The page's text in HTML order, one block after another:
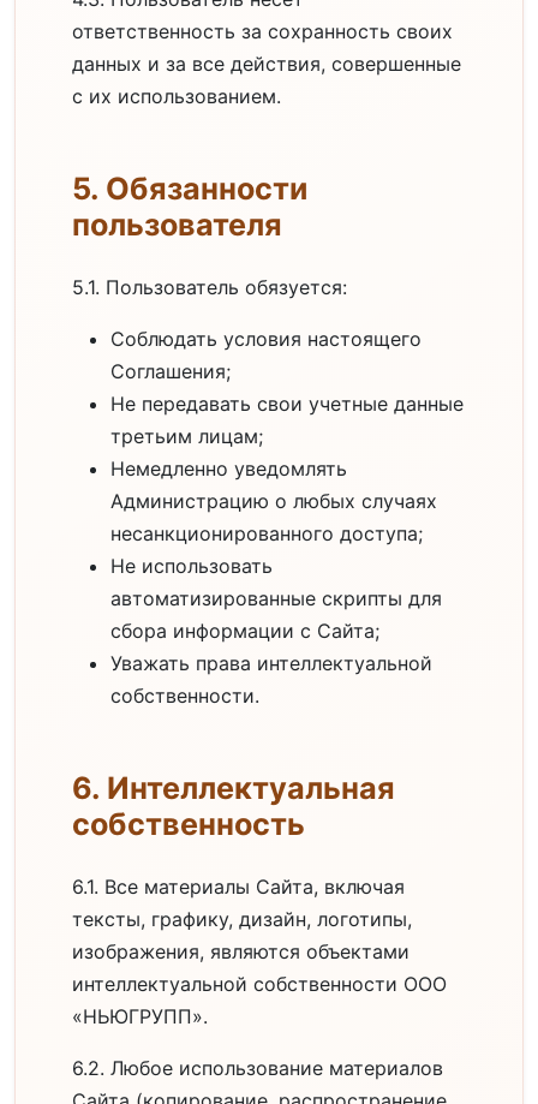
ответственность за сохранность своих
данных и за все действия, совершенные
с их использованием.
5. Обязанности
пользователя
5.1. Пользователь обязуется:
Соблюдать условия настоящего
Соглашения;
Не передавать свои учетные данные
третьим лицам;
Немедленно уведомлять
Администрацию о любых случаях
несанкционированного доступа;
Не использовать
автоматизированные скрипты для
сбора информации с Сайта;
Уважать права интеллектуальной
собственности.
6. Интеллектуальная
собственность
6.1. Все материалы Сайта, включая
тексты, графику, дизайн, логотипы,
изображения, являются объектами
интеллектуальной собственности ООО
«НЬЮГРУПП».
6.2. Любое использование материалов